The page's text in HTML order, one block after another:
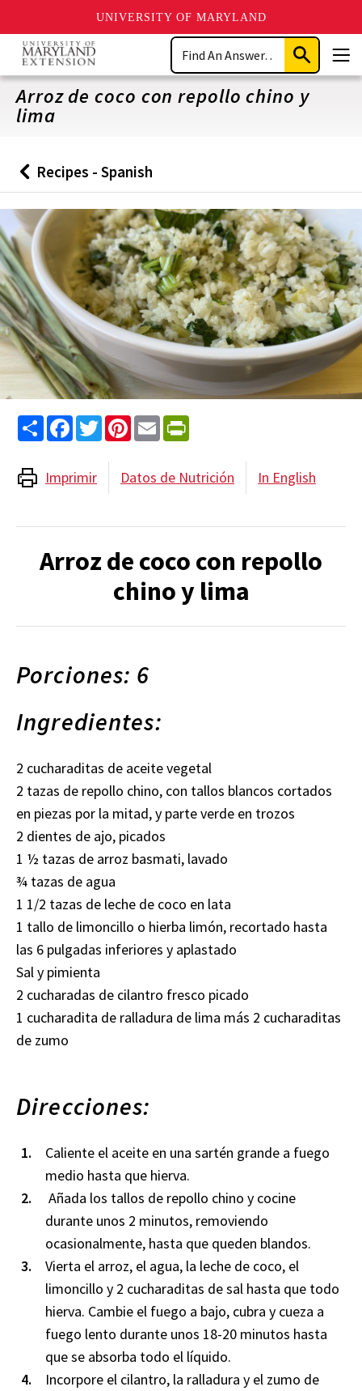
UNIVERSITY OF MARYLAND
Skip
main
content
Search
Submit
Search
Arroz de coco con repollo chino y
lima
Back
to
Recipes - Spanish
Share FacebookTwitterPinterest
Email
Imprimir Datos de Nutrición In English
Arroz de coco con repollo
chino y lima
Porciones: 6
Ingredientes:
2 cucharaditas de aceite vegetal
2 tazas de repollo chino, con tallos blancos cortados
en piezas por la mitad, y parte verde en trozos
2 dientes de ajo, picados
1 ½ tazas de arroz basmati, lavado
¾ tazas de agua
1 1/2 tazas de leche de coco en lata
1 tallo de limoncillo o hierba limón, recortado hasta
las 6 pulgadas inferiores y aplastado
Sal y pimienta
2 cucharadas de cilantro fresco picado
1 cucharadita de ralladura de lima más 2 cucharaditas
de zumo
Direcciones:
Caliente el aceite en una sartén grande a fuego
medio hasta que hierva.
Añada los tallos de repollo chino y cocine
durante unos 2 minutos, removiendo
ocasionalmente, hasta que queden blandos.
Vierta el arroz, el agua, la leche de coco, el
limoncillo y 2 cucharaditas de sal hasta que todo
hierva. Cambie el fuego a bajo, cubra y cueza a
fuego lento durante unos 18-20 minutos hasta
que se absorba todo el líquido.
Incorpore el cilantro, la ralladura y el zumo de